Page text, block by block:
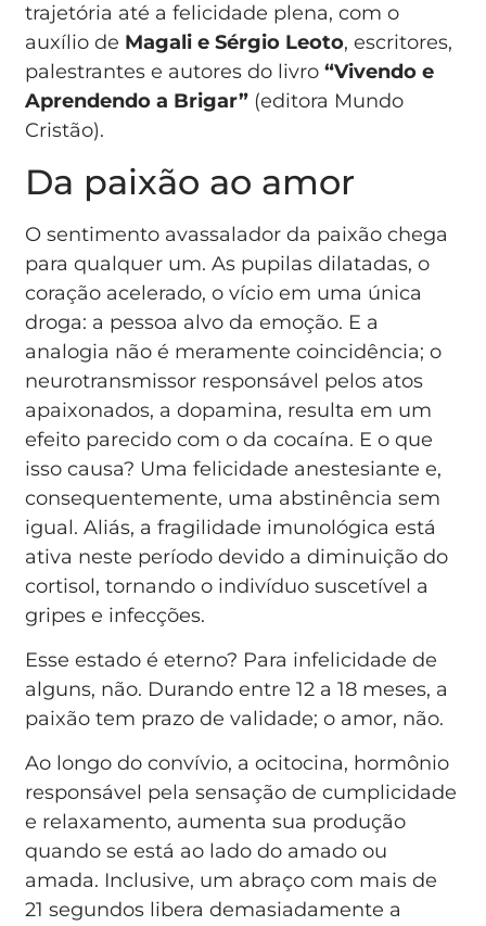
trajetória até a felicidade plena, com o
auxílio de Magali e Sérgio Leoto, escritores,
palestrantes e autores do livro“Vivendo e
Aprendendo a Brigar” (editora Mundo
Cristão).
Da paixão ao amor
O sentimento avassalador da paixão chega
para qualquer um. As pupilas dilatadas, o
coração acelerado, o vício em uma única
droga: a pessoa alvo da emoção. E a
analogia não é meramente coincidência; o
neurotransmissor responsável pelos atos
apaixonados, a dopamina, resulta em um
efeito parecido com o da cocaína. E o que
isso causa? Uma felicidade anestesiante e,
consequentemente, uma abstinência sem
igual. Aliás, a fragilidade imunológica está
ativa neste período devido a diminuição do
cortisol, tornando o indivíduo suscetível a
gripes e infecções.
Esse estado é eterno? Para infelicidade de
alguns, não. Durando entre 12 a 18 meses, a
paixão tem prazo de validade; o amor, não.
Ao longo do convívio, a ocitocina, hormônio
responsável pela sensação de cumplicidade
e relaxamento, aumenta sua produção
quando se está ao lado do amado ou
amada. Inclusive, um abraço com mais de
21 segundos libera demasiadamente a